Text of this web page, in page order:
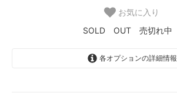
お気に入り
SOLD OUT 売切れ中
各オプションの詳細情報